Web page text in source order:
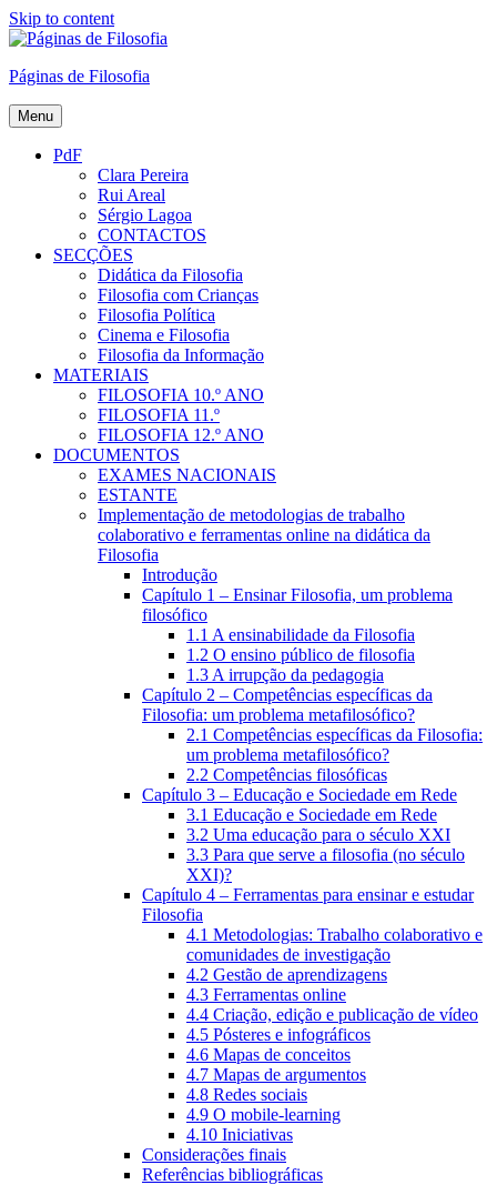
Skip to content
Páginas de Filosofia
Menu
PdF
Clara Pereira
Rui Areal
Sérgio Lagoa
CONTACTOS
SECÇÕES
Didática da Filosofia
Filosofia com Crianças
Filosofia Política
Cinema e Filosofia
Filosofia da Informação
MATERIAIS
FILOSOFIA 10.º ANO
FILOSOFIA 11.º
FILOSOFIA 12.º ANO
DOCUMENTOS
EXAMES NACIONAIS
ESTANTE
Implementação de metodologias de trabalho
colaborativo e ferramentas online na didática da
Filosofia
Introdução
Capítulo 1 – Ensinar Filosofia, um problema
filosófico
1.1 A ensinabilidade da Filosofia
1.2 O ensino público de filosofia
1.3 A irrupção da pedagogia
Capítulo 2 – Competências específicas da
Filosofia: um problema metafilosófico?
2.1 Competências específicas da Filosofia:
um problema metafilosófico?
2.2 Competências filosóficas
Capítulo 3 – Educação e Sociedade em Rede
3.1 Educação e Sociedade em Rede
3.2 Uma educação para o século XXI
3.3 Para que serve a filosofia (no século
XXI)?
Capítulo 4 – Ferramentas para ensinar e estudar
Filosofia
4.1 Metodologias: Trabalho colaborativo e
comunidades de investigação
4.2 Gestão de aprendizagens
4.3 Ferramentas online
4.4 Criação, edição e publicação de vídeo
4.5 Pósteres e infográficos
4.6 Mapas de conceitos
4.7 Mapas de argumentos
4.8 Redes sociais
4.9 O mobile-learning
4.10 Iniciativas
Considerações finais
Referências bibliográficas